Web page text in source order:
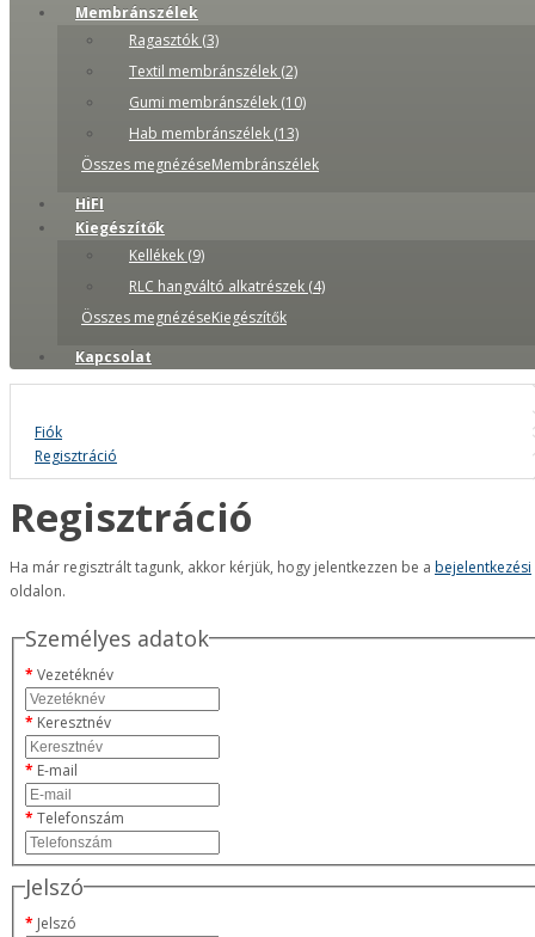
Membránszélek
Ragasztók (3)
Textil membránszélek (2)
Gumi membránszélek (10)
Hab membránszélek (13)
Összes megnézéseMembránszélek
HiFI
Kiegészítők
Kellékek (9)
RLC hangváltó alkatrészek (4)
Összes megnézéseKiegészítők
Kapcsolat
Fiók
Regisztráció
Regisztráció
Ha már regisztrált tagunk, akkor kérjük, hogy jelentkezzen be a bejelentkezési
oldalon.
Személyes adatok
Vezetéknév
Keresztnév
E-mail
Telefonszám
Jelszó
Jelszó